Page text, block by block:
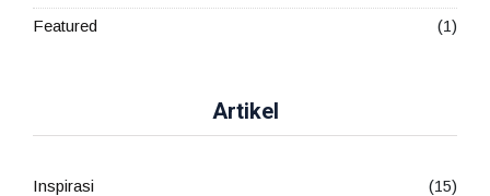
Featured
(1)
Artikel
Inspirasi
(15)